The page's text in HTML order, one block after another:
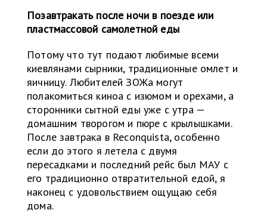
Позавтракать после ночи в поезде или
пластмассовой самолетной еды
Потому что тут подают любимые всеми
киевлянами сырники, традиционные омлет и
яичницу. Любителей ЗОЖа могут
полакомиться киноа с изюмом и орехами, а
сторонники сытной еды уже с утра —
домашним творогом и пюре с крылышками.
После завтрака в Reconquista, особенно
если до этого я летела с двумя
пересадками и последний рейс был МАУ с
его традиционно отвратительной едой, я
наконец с удовольствием ощущаю себя
дома.